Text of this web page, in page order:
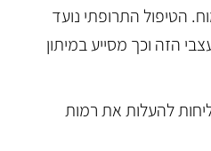
הטיפול התרופתי נועד
הזה וכך מסייע במיתון
להעלות את רמות